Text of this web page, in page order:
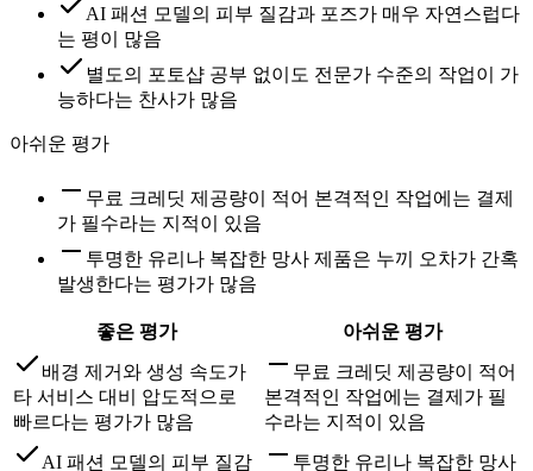
AI 패션 모델의 피부 질감과 포즈가 매우 자연스럽다
는 평이 많음
별도의 포토샵 공부 없이도 전문가 수준의 작업이 가
능하다는 찬사가 많음
아쉬운 평가
무료 크레딧 제공량이 적어 본격적인 작업에는 결제
가 필수라는 지적이 있음
투명한 유리나 복잡한 망사 제품은 누끼 오차가 간혹
발생한다는 평가가 많음
좋은 평가
아쉬운 평가
배경 제거와 생성 속도가
타 서비스 대비 압도적으로
빠르다는 평가가 많음
무료 크레딧 제공량이 적어
본격적인 작업에는 결제가 필
수라는 지적이 있음
AI 패션 모델의 피부 질감
투명한 유리나 복잡한 망사